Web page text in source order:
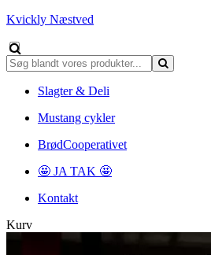
Kvickly Næstved
Slagter & Deli
Mustang cykler
BrødCooperativet
🤩 JA TAK 🤩
Kontakt
Kurv